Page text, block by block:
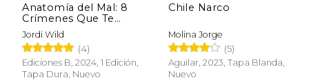
15%
dcto.
$ 20.07
Anatomía del Mal: 8
Crímenes Que Te
Harán Perder La Fe
En La Humanidad /
Anatomy of Evil
Jordi Wild
(4)
Ediciones B, 2024, 1 Edición,
Tapa Dura, Nuevo
Chile Narco
Molina Jorge
(5)
Aguilar, 2023, Tapa Blanda,
Nuevo